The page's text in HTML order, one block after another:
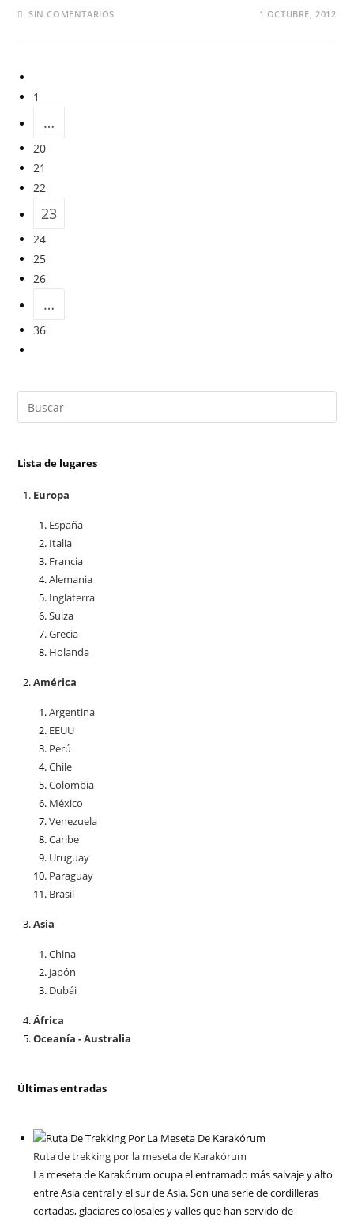
SIN COMENTARIOS 1 OCTUBRE, 2012
1
…
20
21
22
23
24
25
26
…
36
Lista de lugares
Europa
España
Italia
Francia
Alemania
Inglaterra
Suiza
Grecia
Holanda
América
Argentina
EEUU
Perú
Chile
Colombia
México
Venezuela
Caribe
Uruguay
Paraguay
Brasil
Asia
China
Japón
Dubái
África
Oceanía - Australia
Últimas entradas
Ruta de trekking por la meseta de Karakórum
La meseta de Karakórum ocupa el entramado más salvaje y alto
entre Asia central y el sur de Asia. Son una serie de cordilleras
cortadas, glaciares colosales y valles que han servido de